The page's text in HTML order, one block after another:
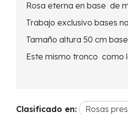
Rosa eterna en base de
Trabajo exclusivo bases
Tamaño altura 50 cm
Este mismo tronco como
Clasificado en: Rosas